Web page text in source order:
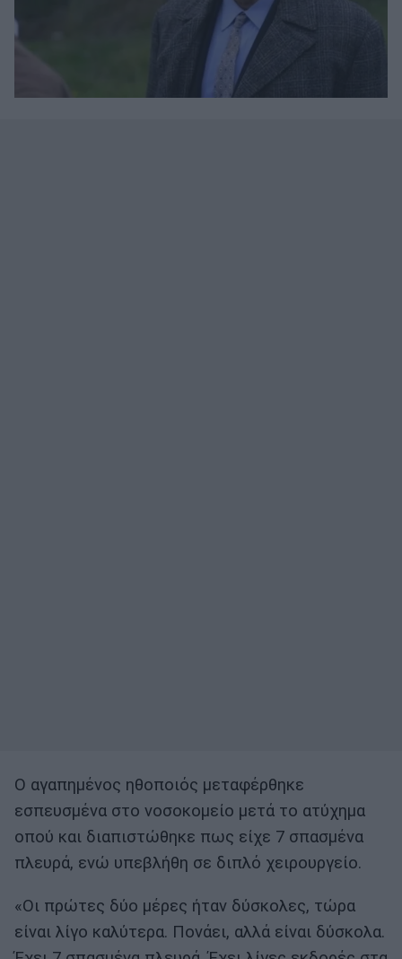
Ο αγαπημένος ηθοποιός μεταφέρθηκε
εσπευσμένα στο νοσοκομείο μετά το ατύχημα
οπού και διαπιστώθηκε πως είχε 7 σπασμένα
πλευρά, ενώ υπεβλήθη σε διπλό χειρουργείο.
«Οι πρώτες δύο μέρες ήταν δύσκολες, τώρα
είναι λίγο καλύτερα. Πονάει, αλλά είναι δύσκολα.